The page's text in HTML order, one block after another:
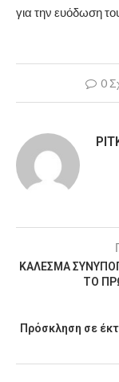
για την ευόδωση
0
ΚΑΛΕΣΜΑ
ΤΟ
Πρόσκληση σε